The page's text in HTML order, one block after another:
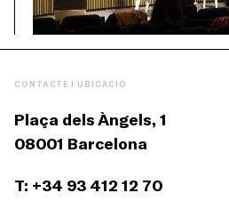
CONTACTE I UBICACIÓ
Plaça dels Àngels, 1
08001 Barcelona
T: +34 93 412 12 70